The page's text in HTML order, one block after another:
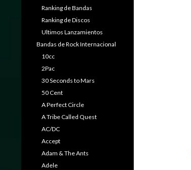
Ranking de Bandas
Ranking de Discos
Ultimos Lanzamientos
Bandas de Rock Internacional
10cc
2Pac
30 Seconds to Mars
50 Cent
A Perfect Circle
A Tribe Called Quest
AC/DC
Accept
Adam & The Ants
Adele